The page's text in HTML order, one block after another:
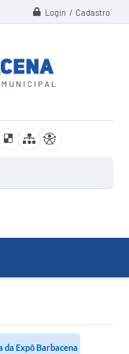
Login / Cadastro
da Expô Barbacena